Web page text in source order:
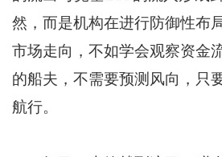
然，而是机构在进行防御性布
市场走向，不如学会观察资金
的船夫，不需要预测风向，只
航行。